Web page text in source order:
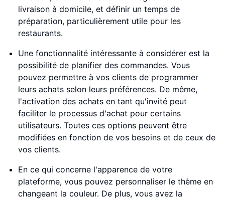
livraison à domicile, et définir un temps de
préparation, particulièrement utile pour les
restaurants.
Une fonctionnalité intéressante à considérer est la
possibilité de planifier des commandes. Vous
pouvez permettre à vos clients de programmer
leurs achats selon leurs préférences. De même,
l'activation des achats en tant qu'invité peut
faciliter le processus d'achat pour certains
utilisateurs. Toutes ces options peuvent être
modifiées en fonction de vos besoins et de ceux de
vos clients.
En ce qui concerne l'apparence de votre
plateforme, vous pouvez personnaliser le thème en
changeant la couleur. De plus, vous avez la